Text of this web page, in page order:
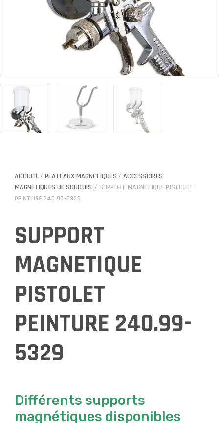
ACCUEIL /PLATEAUX MAGNÉTIQUES / ACCESSOIRES
MAGNÉTIQUES DE SOUDURE / SUPPORT MAGNETIQUE PISTOLET
PEINTURE 240.99-5329
SUPPORT
MAGNETIQUE
PISTOLET
PEINTURE 240.99-
5329
Différents supports
magnétiques disponibles